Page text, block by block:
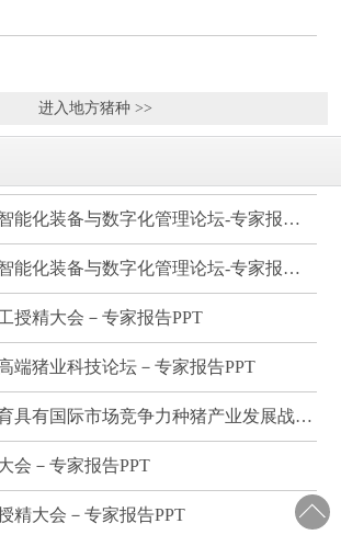
进入地方猪种 >>
第一届生猪产业智能化装备与数字化管理论坛-专家报告PPT
第三届生猪产业智能化装备与数字化管理论坛-专家报告PPT
授精大会－专家报告PPT
端猪业科技论坛－专家报告PPT
对标国际育种培育具有国际市场竞争力种猪产业发展战略研讨会－专家报告PPT
会－专家报告PPT
精大会－专家报告PPT